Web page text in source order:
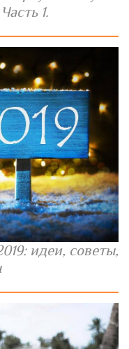
1.
идеи, советы,